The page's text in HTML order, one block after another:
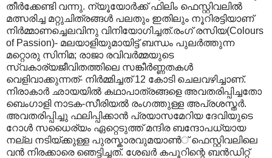
തീര്‍ക്കേണ്ടി വന്നു. ന്യൂയോര്‍ക്ക് ഫിലിം ഫെസ്റ്റിവലില്‍
മത്സരിച്ച മറ്റുചിത്രങ്ങള്‍ പലതും ഇതിലും നൂറിരട്ടിയാണ്
നിര്‍മ്മാണച്ചെലവിനു വിനിയോഗിച്ചത്.രംഗ് രസിയ(Colours
of Passion)- മലയാളിയുമായിട്ട് ബന്ധം പുലര്‍ത്തുന്ന
മറ്റൊരു സിനിമ; രാജാ രവിവര്‍മ്മയുടെ
സ്വകാര്യജീവിതത്തിലെ സങ്കീര്‍ണ്ണതകള്‍
വെളിവാക്കുന്നത്- നിര്‍മ്മിച്ചത് 12 കോടി ചെലവഴിച്ചാണ്.
നിരാകാര്‍ ഛായയില്‍ കഥാപാത്രങ്ങളെ അവതരിപ്പിച്ചതോ
ബെംഗാളി നാടക-സീരിയല്‍ രംഗത്തുള്ള അപ്രശസ്തര്‍.
അവതരിപ്പിച്ചു ഫലിപ്പിക്കാന്‍ പ്രയാസമേറിയ ദേവിയുടെ
റോള്‍ സധൈര്യം ഏറ്റെടുത്ത് മന്ദിര ബന്ദോപധ്യായ
നല്ല നടിയ്ക്കുള്ള പുരസ്കാരവുമയാണ്‍് ഫെസ്റ്റിവലിലെ
വന്‍ നിരക്കാരെ ഞെട്ടിച്ചത്.‍ ശേഖര്‍ കപൂറിന്റെ ബന്‍ഡിറ്റ്